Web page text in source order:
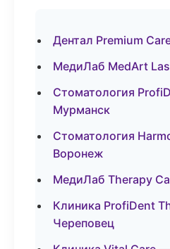
Дентал Premium
МедиЛаб MedArt
Стоматология
Мурманск
Стоматология
Воронеж
МедиЛаб Therapy
Клиника ProfiDent
Череповец